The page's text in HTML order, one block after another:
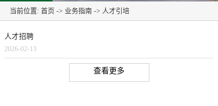
当前位置: 首页 -> 业务指南 -> 人才引培
人才招聘
2026-02-13
查看更多